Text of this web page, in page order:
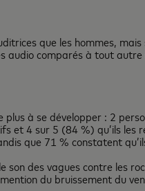
que les hommes,
audio comparés à tout
plus à se développer : 2
et 4 sur 5 (84 %) qu’ils
que 71 % constatent
son des vagues contre
du bruissement du